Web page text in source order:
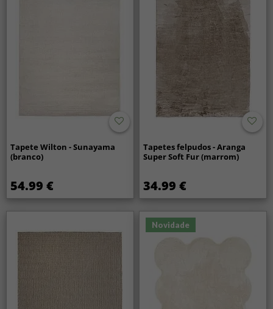
Tapete Wilton - Sunayama
(branco)
54.99 €
Tapetes felpudos - Aranga
Super Soft Fur (marrom)
34.99 €
Novidade